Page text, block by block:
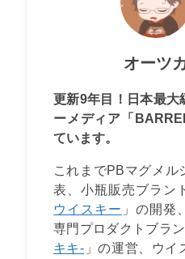
オーツ
更新9年目！日本最大
ーメディア「
ています。
これまでPBマグメル
表、小瓶販売ブラン
ウイスキー 」の開発
専門プロダクトブラ
キキ- 」の運営、ウイ